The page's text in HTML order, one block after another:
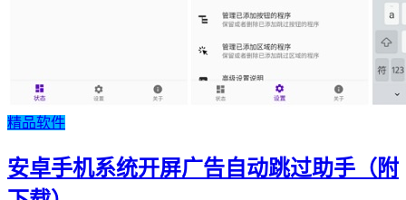
精品软件
安卓手机系统开屏广告自动跳过助手（附